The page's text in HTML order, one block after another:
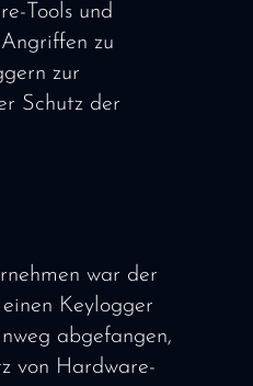
Tools und
zu
zur
Schutz der
war der
Keylogger
abgefangen,
von Hardware-